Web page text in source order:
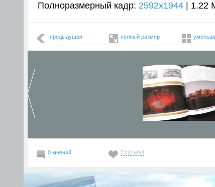
Полноразмерный кадр: 2592x1944 | 1.22
предыдущая полный размер
0 мнений Спасибо!